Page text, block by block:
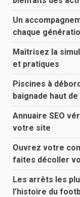
Un
chaque
Maîtrisez la
et pratiques
Piscines à
baignade haut
Annuaire SEO
votre site
Ouvrez votre
faites décoller
Les arrêts les
l’histoire du